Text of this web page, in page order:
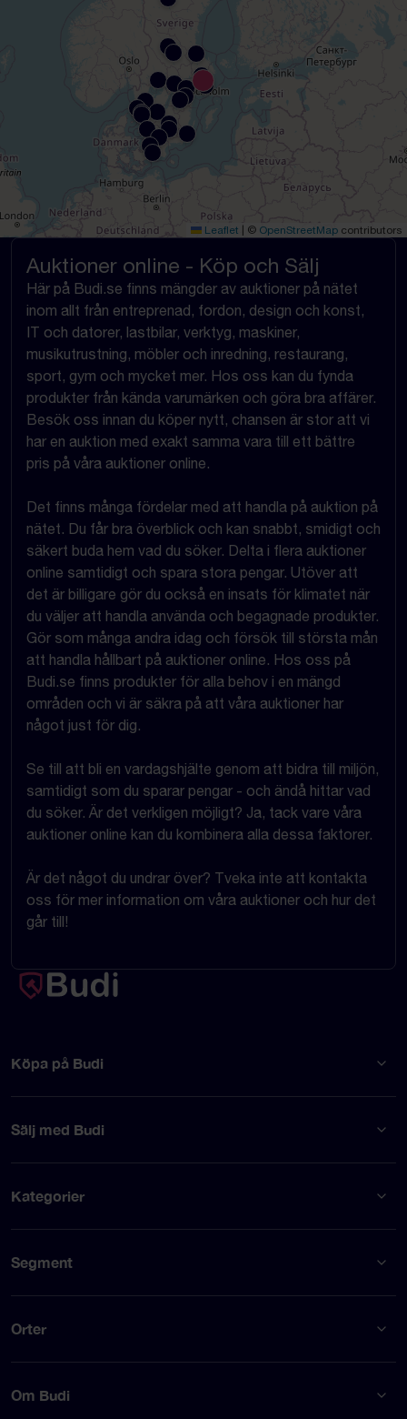
Leaflet © OpenStreetMap contributors
Auktioner online - Köp och Sälj
Här på Budi.se finns mängder av auktioner på nätet
inom allt från entreprenad, fordon, design och konst,
IT och datorer, lastbilar, verktyg, maskiner,
musikutrustning, möbler och inredning, restaurang,
sport, gym och mycket mer. Hos oss kan du fynda
produkter från kända varumärken och göra bra affärer.
Besök oss innan du köper nytt, chansen är stor att vi
har en auktion med exakt samma vara till ett bättre
pris på våra auktioner online.
Det finns många fördelar med att handla på auktion på
nätet. Du får bra överblick och kan snabbt, smidigt och
säkert buda hem vad du söker. Delta i flera auktioner
online samtidigt och spara stora pengar. Utöver att
det är billigare gör du också en insats för klimatet när
du väljer att handla använda och begagnade produkter.
Gör som många andra idag och försök till största mån
att handla hållbart på auktioner online. Hos oss på
Budi.se finns produkter för alla behov i en mängd
områden och vi är säkra på att våra auktioner har
något just för dig.
Se till att bli en vardagshjälte genom att bidra till miljön,
samtidigt som du sparar pengar - och ändå hittar vad
du söker. Är det verkligen möjligt? Ja, tack vare våra
auktioner online kan du kombinera alla dessa faktorer.
Är det något du undrar över? Tveka inte att kontakta
oss för mer information om våra auktioner och hur det
går till!
Köpa på Budi
Sälj med Budi
Kategorier
Segment
Orter
Om Budi